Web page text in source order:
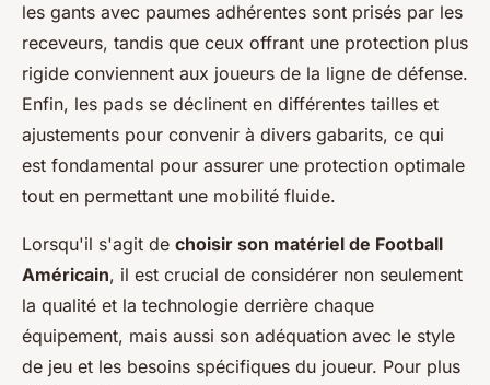
les gants avec paumes adhérentes sont prisés par les
receveurs, tandis que ceux offrant une protection plus
rigide conviennent aux joueurs de la ligne de défense.
Enfin, les pads se déclinent en différentes tailles et
ajustements pour convenir à divers gabarits, ce qui
est fondamental pour assurer une protection optimale
tout en permettant une mobilité fluide.
Lorsqu'il s'agit de choisir son matériel de Football
Américain, il est crucial de considérer non seulement
la qualité et la technologie derrière chaque
équipement, mais aussi son adéquation avec le style
de jeu et les besoins spécifiques du joueur. Pour plus